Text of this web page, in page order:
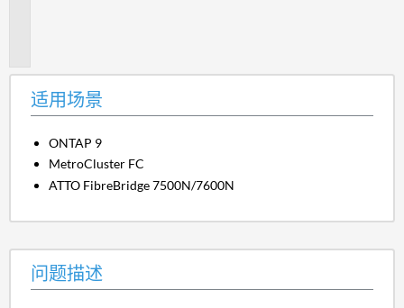
适用场景
ONTAP 9
MetroCluster FC
ATTO FibreBridge 7500N/7600N
问题描述